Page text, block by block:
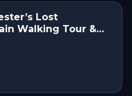
Lost
Walking Tour &